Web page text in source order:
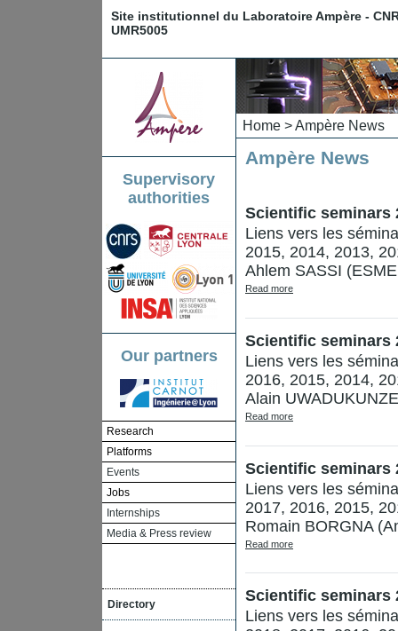
Site institutionnel du Laboratoire Ampère -
UMR5005
Supervisory
authorities
Our partners
Research
Platforms
Events
Jobs
Internships
Media & Press review
Directory
Home > Ampère News
Ampère News
Scientific seminars
Liens vers les
2015, 2014, 2013,
Ahlem SASSI
Read more
Scientific seminars
Liens vers les
2016, 2015, 2014,
Alain
Read more
Scientific seminars
Liens vers les
2017, 2016, 2015,
Romain BORGNA
Read more
Scientific seminars
Liens vers les